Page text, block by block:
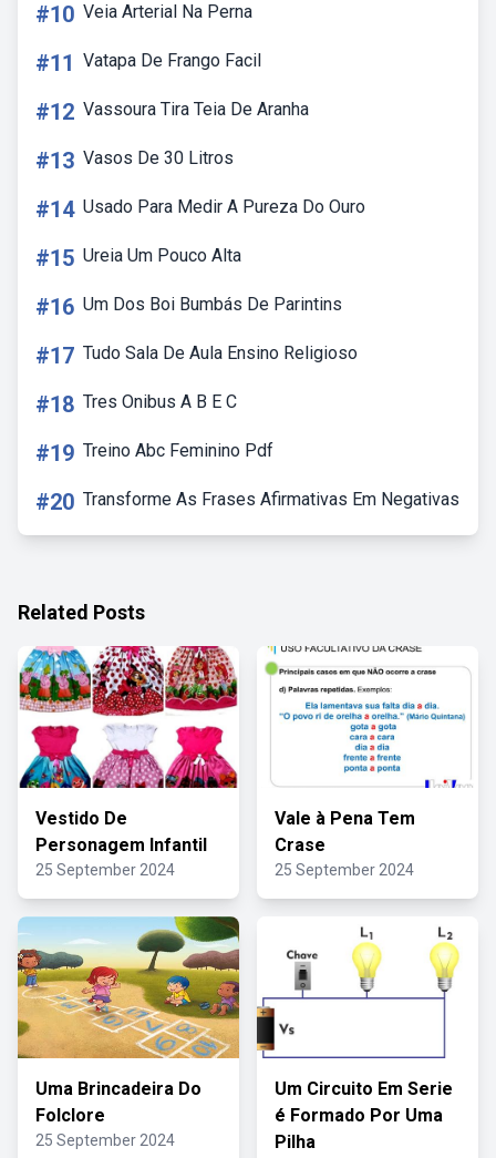
#10 Veia Arterial Na Perna
#11 Vatapa De Frango Facil
#12 Vassoura Tira Teia De Aranha
#13 Vasos De 30 Litros
#14 Usado Para Medir A Pureza Do Ouro
#15 Ureia Um Pouco Alta
#16 Um Dos Boi Bumbás De Parintins
#17 Tudo Sala De Aula Ensino Religioso
#18 Tres Onibus A B E C
#19 Treino Abc Feminino Pdf
#20 Transforme As Frases Afirmativas Em Negativas
Related Posts
Vestido De
Personagem Infantil
25 September 2024
Vale à Pena Tem
Crase
25 September 2024
Uma Brincadeira Do
Folclore
25 September 2024
Um Circuito Em Serie
é Formado Por Uma
Pilha